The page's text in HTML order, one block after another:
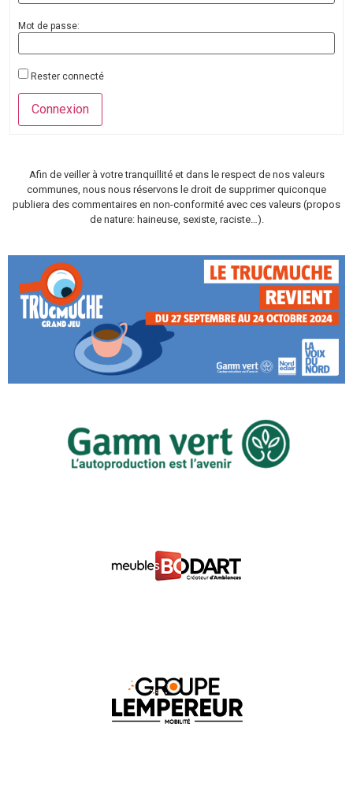
Mot de passe:
Rester connecté
Connexion
Afin de veiller à votre tranquillité et dans le respect de nos valeurs
communes, nous nous réservons le droit de supprimer quiconque
publiera des commentaires en non-conformité avec ces valeurs (propos
de nature: haineuse, sexiste, raciste…).